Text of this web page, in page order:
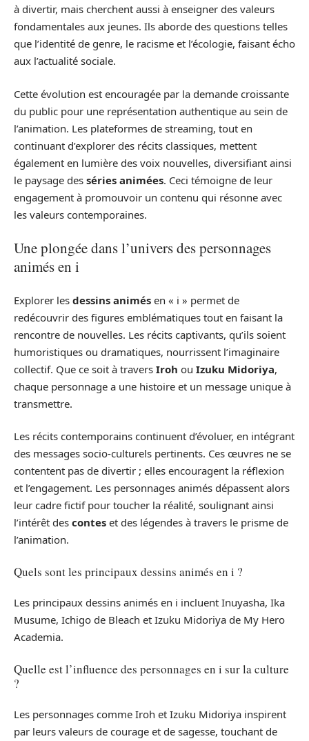
à divertir, mais cherchent aussi à enseigner des valeurs
fondamentales aux jeunes. Ils aborde des questions telles
que l’identité de genre, le racisme et l’écologie, faisant écho
aux l’actualité sociale.
Cette évolution est encouragée par la demande croissante
du public pour une représentation authentique au sein de
l’animation. Les plateformes de streaming, tout en
continuant d’explorer des récits classiques, mettent
également en lumière des voix nouvelles, diversifiant ainsi
le paysage des séries animées. Ceci témoigne de leur
engagement à promouvoir un contenu qui résonne avec
les valeurs contemporaines.
Une plongée dans l’univers des personnages
animés en i
Explorer les dessins animés en « i » permet de
redécouvrir des figures emblématiques tout en faisant la
rencontre de nouvelles. Les récits captivants, qu’ils soient
humoristiques ou dramatiques, nourrissent l’imaginaire
collectif. Que ce soit à travers Iroh ou Izuku Midoriya,
chaque personnage a une histoire et un message unique à
transmettre.
Les récits contemporains continuent d’évoluer, en intégrant
des messages socio-culturels pertinents. Ces œuvres ne se
contentent pas de divertir ; elles encouragent la réflexion
et l’engagement. Les personnages animés dépassent alors
leur cadre fictif pour toucher la réalité, soulignant ainsi
l’intérêt des contes et des légendes à travers le prisme de
l’animation.
Quels sont les principaux dessins animés en i ?
Les principaux dessins animés en i incluent Inuyasha, Ika
Musume, Ichigo de Bleach et Izuku Midoriya de My Hero
Academia.
Quelle est l’influence des personnages en i sur la culture
?
Les personnages comme Iroh et Izuku Midoriya inspirent
par leurs valeurs de courage et de sagesse, touchant de